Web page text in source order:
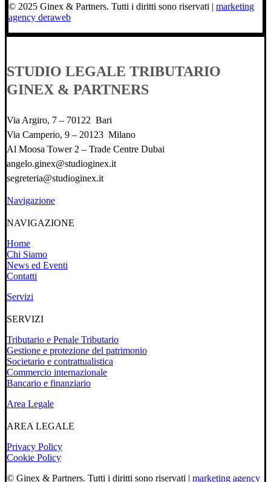
© 2025 Ginex & Partners. Tutti i diritti sono riservati | marketing
agency deraweb
STUDIO LEGALE TRIBUTARIO
GINEX & PARTNERS
Via Argiro, 7 – 70122 Bari
Via Camperio, 9 – 20123 Milano
Al Moosa Tower 2 – Trade Centre Dubai
angelo.ginex@studioginex.it
segreteria@studioginex.it
Navigazione
NAVIGAZIONE
Home
Chi Siamo
News ed Eventi
Contatti
Servizi
SERVIZI
Tributario e Penale Tributario
Gestione e protezione del patrimonio
Societario e contrattualistica
Commercio internazionale
Bancario e finanziario
Area Legale
AREA LEGALE
Privacy Policy
Cookie Policy
© Ginex & Partners. Tutti i diritti sono riservati | marketing agency